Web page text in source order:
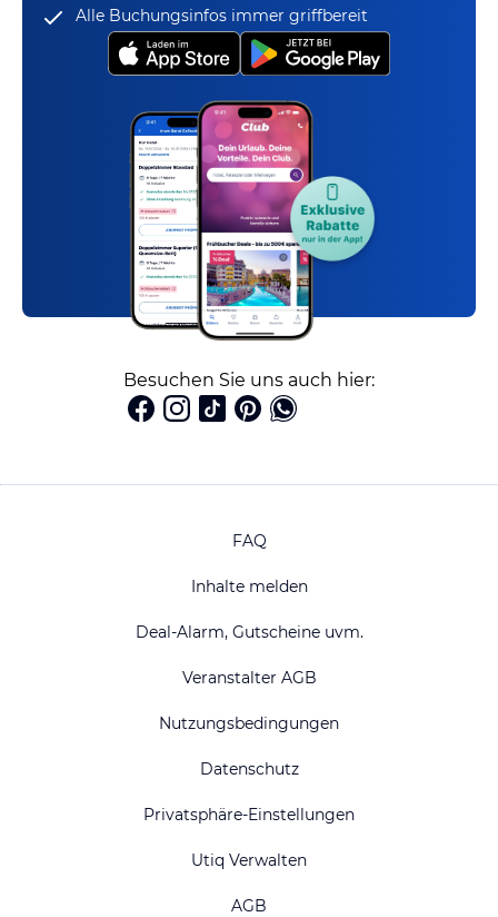
Alle Buchungsinfos immer griffbereit
Besuchen Sie uns auch hier:
FAQ
Inhalte melden
Deal-Alarm, Gutscheine uvm.
Veranstalter AGB
Nutzungsbedingungen
Datenschutz
Privatsphäre-Einstellungen
Utiq Verwalten
AGB